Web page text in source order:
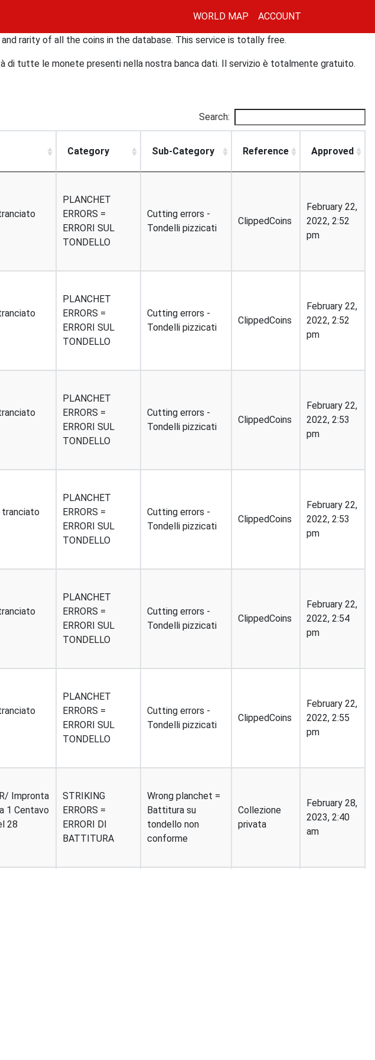
WORLD MAP (current)
ACCOUNT
rarity of all the coins in the database. This service is totally free.
di tutte le monete presenti nella nostra banca dati. Il servizio è totalmente gratuito.
Search:
Category Sub-Category Reference Approved
PLANCHET
ERRORS =
ERRORI SUL
TONDELLO
Cutting errors -
Tondelli pizzicati
ClippedCoins
February 22,
2022, 2:52
pm
PLANCHET
ERRORS =
ERRORI SUL
TONDELLO
Cutting errors -
Tondelli pizzicati
ClippedCoins
February 22,
2022, 2:52
pm
PLANCHET
ERRORS =
ERRORI SUL
TONDELLO
Cutting errors -
Tondelli pizzicati
ClippedCoins
February 22,
2022, 2:53
pm
PLANCHET
ERRORS =
ERRORI SUL
TONDELLO
Cutting errors -
Tondelli pizzicati
ClippedCoins
February 22,
2022, 2:53
pm
PLANCHET
ERRORS =
ERRORI SUL
TONDELLO
Cutting errors -
Tondelli pizzicati
ClippedCoins
February 22,
2022, 2:54
pm
PLANCHET
ERRORS =
ERRORI SUL
TONDELLO
Cutting errors -
Tondelli pizzicati
ClippedCoins
February 22,
2022, 2:55
pm
Impronta
1 Centavo
28
STRIKING
ERRORS =
ERRORI DI
BATTITURA
Wrong planchet =
Battitura su
tondello non
conforme
Collezione
privata
February 28,
2023, 2:40
am